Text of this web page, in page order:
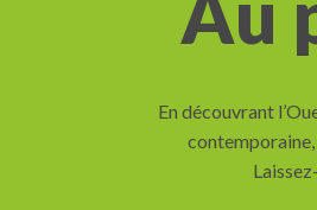
En découvrant
contemporaine,